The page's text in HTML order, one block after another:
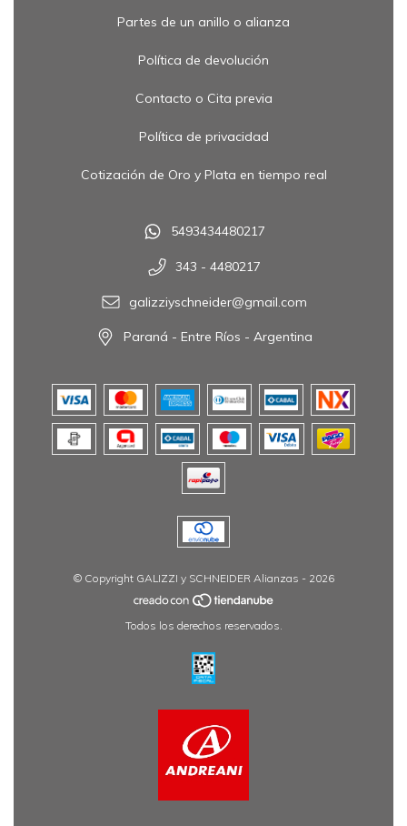
Partes de un anillo o alianza
Política de devolución
Contacto o Cita previa
Política de privacidad
Cotización de Oro y Plata en tiempo real
5493434480217
343 - 4480217
galizziyschneider@gmail.com
Paraná - Entre Ríos - Argentina
© Copyright GALIZZI y SCHNEIDER Alianzas - 2026
Todos los derechos reservados.